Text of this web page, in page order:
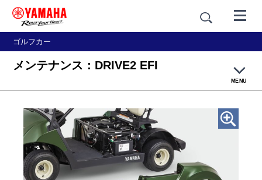
ゴルフカー
メンテナンス：DRIVE2 EFI
MENU
製品概要
性能
快適性